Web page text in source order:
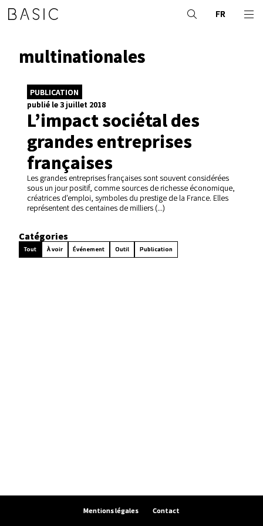
FR
multinationales
PUBLICATION
publié le 3 juillet 2018
L’impact sociétal des
grandes entreprises
françaises
Les grandes entreprises françaises sont souvent considérées
sous un jour positif, comme sources de richesse économique,
créatrices d’emploi, symboles du prestige de la France. Elles
représentent des centaines de milliers (...)
Catégories
Tout À voir Événement Outil Publication
Mentions légales Contact